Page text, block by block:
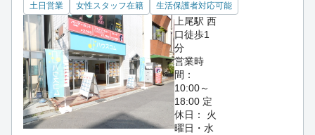
土日営業 女性スタッフ在籍 生活保護者対応可能
上尾駅 西
口徒歩1
分
営業時
間：
10:00～
18:00 定
休日： 火
曜日・水